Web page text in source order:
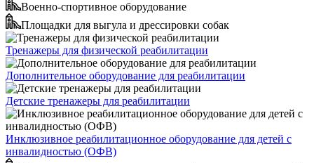
Военно-спортивное оборудование
Площадки для выгула и дрессировки собак
Тренажеры для физической реабилитации
Дополнительное оборудование для реабилитации
Детские тренажеры для реабилитации
Инклюзивное реабилитационное оборудование для детей с
инвалидностью (ОФВ)